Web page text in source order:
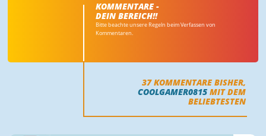
KOMMENTARE -
DEIN BEREICH!!
Bitte beachte unsere Regeln beim Verfassen von
Kommentaren.
37KOMMENTARE BISHER,
COOLGAMER0815 MIT DEM
BELIEBTESTEN